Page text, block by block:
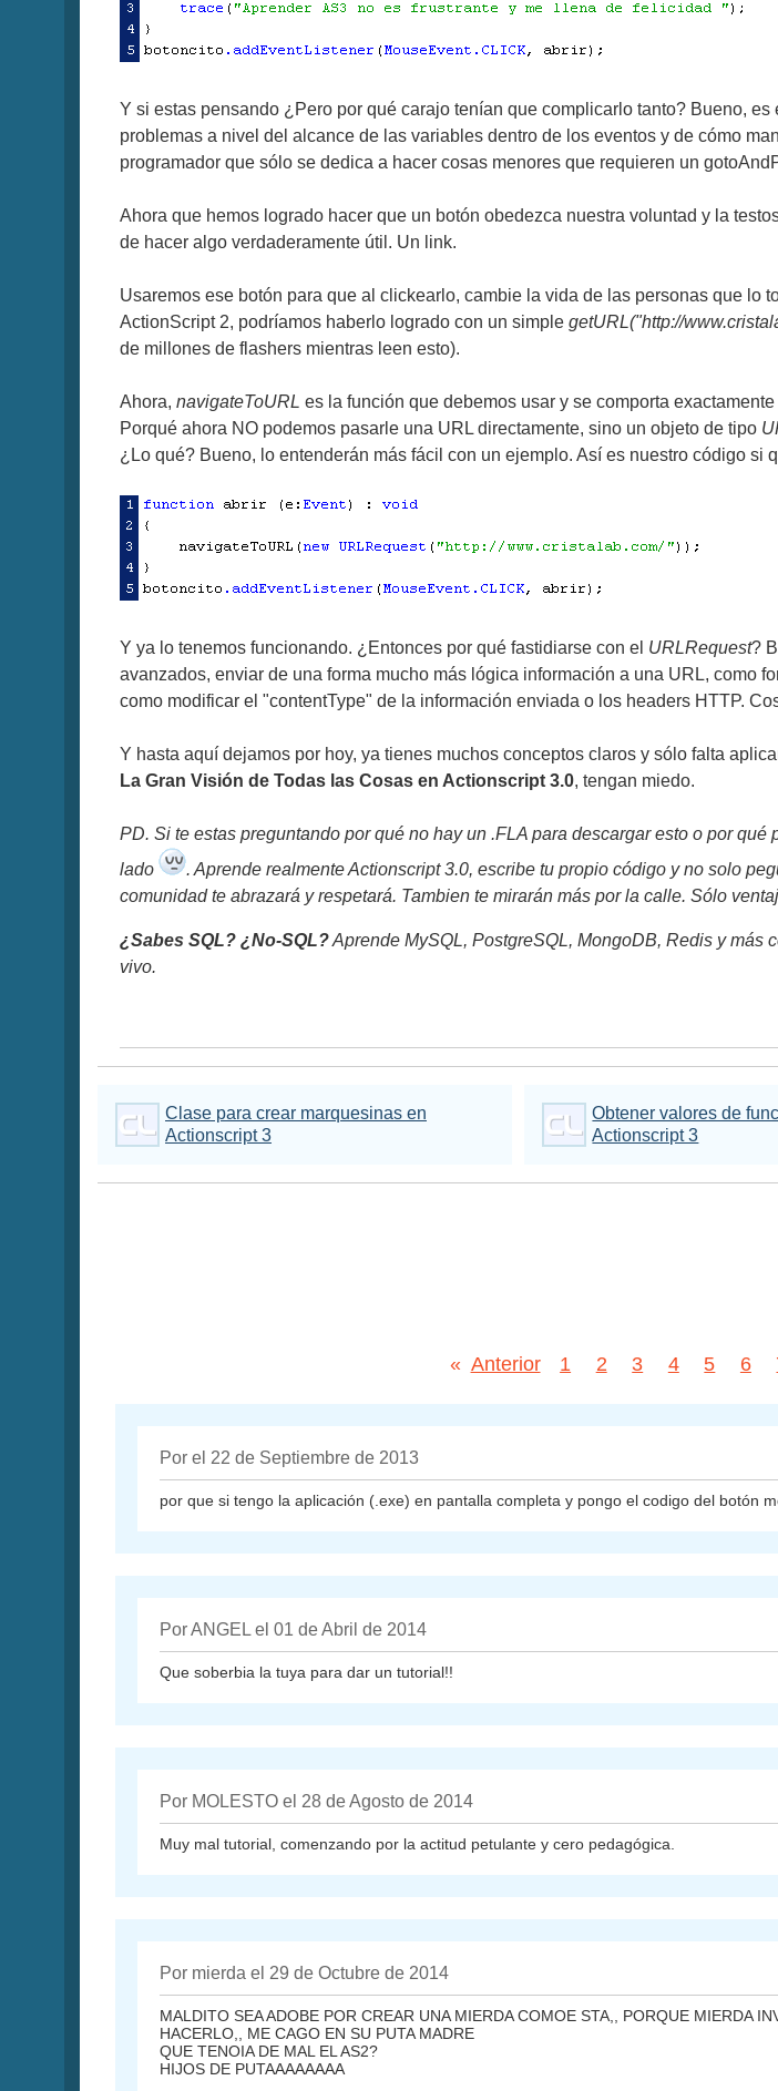
Y si estas pensando ¿Pero por qué carajo tenían que complicarlo tanto? Bueno,
problemas a nivel del alcance de las variables dentro de los eventos y de cómo
programador que sólo se dedica a hacer cosas menores que requieren un
Ahora que hemos logrado hacer que un botón obedezca nuestra voluntad y la
de hacer algo verdaderamente útil. Un link.
Usaremos ese botón para que al clickearlo, cambie la vida de las personas que
ActionScript 2, podríamos haberlo logrado con un simple getURL("http://
de millones de flashers mientras leen esto).
Ahora, navigateToURL es la función que debemos usar y se comporta
Porqué ahora NO podemos pasarle una URL directamente, sino un objeto de tipo
¿Lo qué? Bueno, lo entenderán más fácil con un ejemplo. Así es nuestro código si
Y ya lo tenemos funcionando. ¿Entonces por qué fastidiarse con el URLRequest?
avanzados, enviar de una forma mucho más lógica información a una URL, como
como modificar el "contentType" de la información enviada o los headers HTTP.
Y hasta aquí dejamos por hoy, ya tienes muchos conceptos claros y sólo falta
La Gran Visión de Todas las Cosas en Actionscript 3.0, tengan miedo.
PD. Si te estas preguntando por qué no hay un .FLA para descargar esto o por
lado
. Aprende realmente Actionscript 3.0, escribe tu propio código y no solo
comunidad te abrazará y respetará. Tambien te mirarán más por la calle. Sólo
¿Sabes SQL? ¿No-SQL?Aprende MySQL, PostgreSQL, MongoDB, Redis y más
vivo.
Clase para crear marquesinas en
Actionscript 3
Obtener valores de
Actionscript 3
« Anterior 1 2 3 4 5 6
Por el 22 de Septiembre de 2013
por que si tengo la aplicación (.exe) en pantalla completa y pongo el codigo del botón
Por ANGEL el 01 de Abril de 2014
Que soberbia la tuya para dar un tutorial!!
Por MOLESTO el 28 de Agosto de 2014
Muy mal tutorial, comenzando por la actitud petulante y cero pedagógica.
Por mierda el 29 de Octubre de 2014
MALDITO SEA ADOBE POR CREAR UNA MIERDA COMOE STA,, PORQUE MIERDA
HACERLO,, ME CAGO EN SU PUTA MADRE
QUE TENOIA DE MAL EL AS2?
HIJOS DE PUTAAAAAAAA